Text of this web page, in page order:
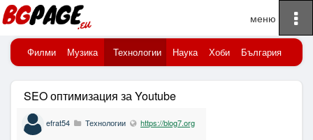
Начало
Филми Музика Технологии Наука Хоби България
SEO оптимизация за Youtube
efrat54 Технологии https://blog7.org